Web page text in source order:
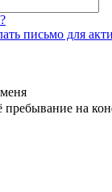
письмо для
на